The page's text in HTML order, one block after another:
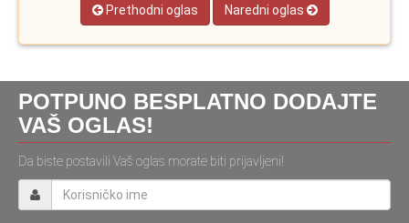
Prethodni oglas Naredni oglas
POTPUNO BESPLATNO DODAJTE
VAŠ OGLAS!
Da biste postavili Vaš oglas morate biti prijavljeni!